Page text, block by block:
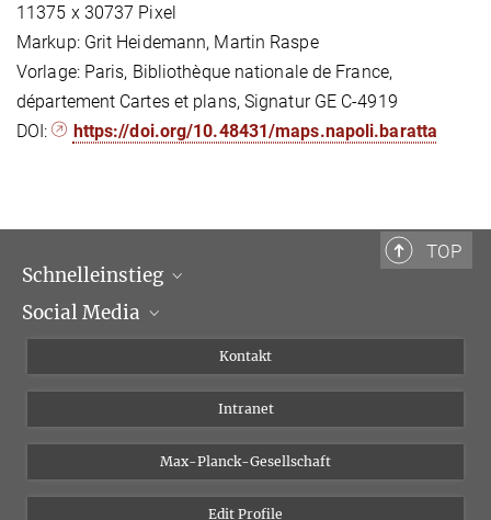
11375 x 30737 Pixel
Markup: Grit Heidemann, Martin Raspe
Vorlage: Paris, Bibliothèque nationale de France,
département Cartes et plans, Signatur GE C-4919
DOI:
https://doi.org/10.48431/maps.napoli.baratta
TOP
Schnelleinstieg
Wissenschaftliche Abteilungen
Social Media
Bluesky
Vimeo
Kontakt
Intranet
Max-Planck-Gesellschaft
Edit Profile